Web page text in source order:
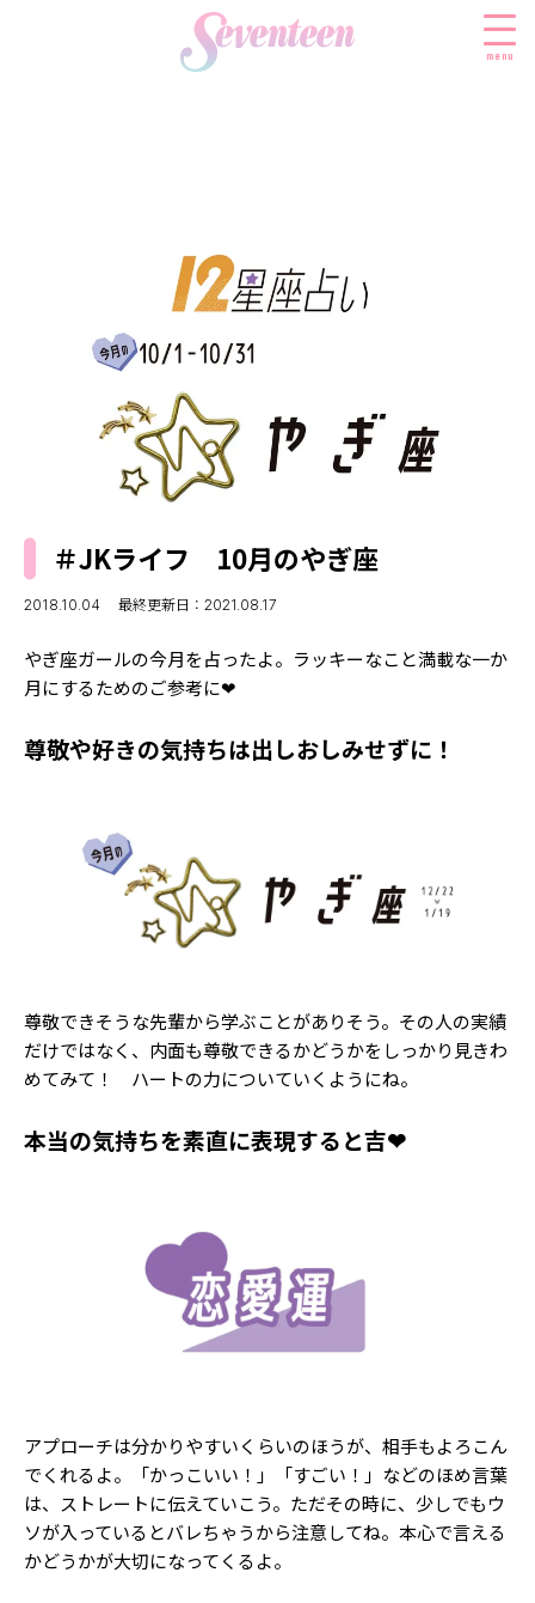
menu
ファッションニュース
着回し
ビューティニュース
トレンドメイク
ベストコスメ
ヘアアレンジ・ヘアケア
スキンケア
SCHOOL
スクールニュース
制服コーデ
学校ヘアメイク
勉強・受験・進路
ENTERTAINMENT
エンタメニュース
なにわ男子
LIFESTYLE
ライフスタイルニュース
モデルの購入品
おでかけ
JK TREND
MODELS
MODEL'S BLOG
TikTok
Instagram
YouTube
ゲッターズ飯田
MISS SEVENTEEN
ミスセブンティーンニュース
MAGAZINE
バックナンバー
INFORMATION
Follow us
新規会員登録・ログイン
＃JKライフ 10月のやぎ座
2018.10.04 最終更新日：2021.08.17
やぎ座ガールの今月を占ったよ。ラッキーなこと満載な一か
月にするためのご参考に❤
尊敬や好きの気持ちは出しおしみせずに！
尊敬できそうな先輩から学ぶことがありそう。その人の実績
だけではなく、内面も尊敬できるかどうかをしっかり見きわ
めてみて！ ハートの力についていくようにね。
本当の気持ちを素直に表現すると吉❤
アプローチは分かりやすいくらいのほうが、相手もよろこん
でくれるよ。「かっこいい！」「すごい！」などのほめ言葉
は、ストレートに伝えていこう。ただその時に、少しでもウ
ソが入っているとバレちゃうから注意してね。本心で言える
かどうかが大切になってくるよ。